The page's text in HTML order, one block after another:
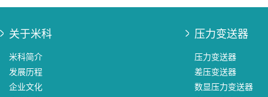
关于米科
米科简介
发展历程
企业文化
压力变送器
压力变送器
差压变送器
数显压力变送器